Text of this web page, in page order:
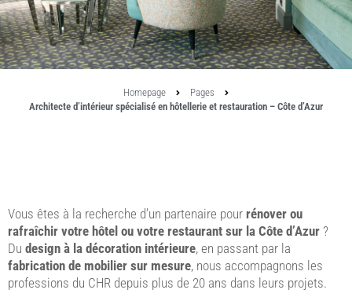
Homepage
Pages
Architecte d’intérieur spécialisé en hôtellerie et restauration – Côte d’Azur
Vous êtes à la recherche d’un partenaire pour rénover ou
rafraîchir votre hôtel ou votre restaurant sur la Côte d’Azur ?
Du design à la décoration intérieure, en passant par la
fabrication de mobilier sur mesure, nous accompagnons les
professions du CHR depuis plus de 20 ans dans leurs projets.